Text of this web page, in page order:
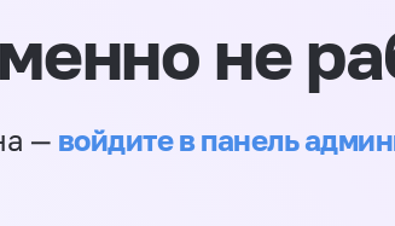
не
— войдите в панель